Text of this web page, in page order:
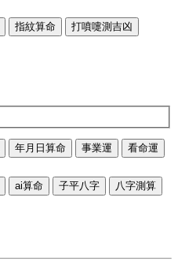
指紋算命 打噴嚏測吉凶
年月日算命 事業運 看命運
ai算命 子平八字 八字測算